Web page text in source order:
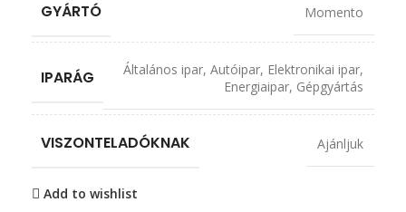
GYÁRTÓ Momento
IPARÁG Általános ipar, Autóipar, Elektronikai ipar,
Energiaipar, Gépgyártás
VISZONTELADÓKNAK Ajánljuk
Add to wishlist